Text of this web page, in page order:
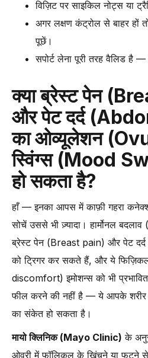
विज़िट पर साइकिल नोट्स या
अगर लक्षण कंट्रोल से बाहर हों
पूछें।
सपोर्ट लेना पूरी तरह वैलिड है
क्या ब्रेस्ट पेन
और पेट दर्द
का ओव्यूलेशन
स्विंग्स (Mood
हो सकता है?
हाँ — इनका आपस में काफ़ी गहरा
सोचें उससे भी ज़्यादा। हार्मोनल
ब्रेस्ट पेन (Breast pain) और पेट
को ट्रिगर कर सकते हैं, और ये
discomfort) इमोशन्स को भी
फील करने की नहीं है — ये आपके
का संकेत हो सकता है।
मायो क्लिनिक (Mayo Clinic) के
ओवरी में फॉलिकल के खिंचने या फटने